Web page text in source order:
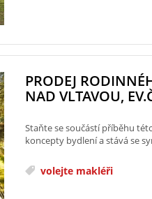
PRODEJ
NAD VLTAVOU,
Staňte se součástí příběhu
koncepty bydlení a stává se
volejte makléři